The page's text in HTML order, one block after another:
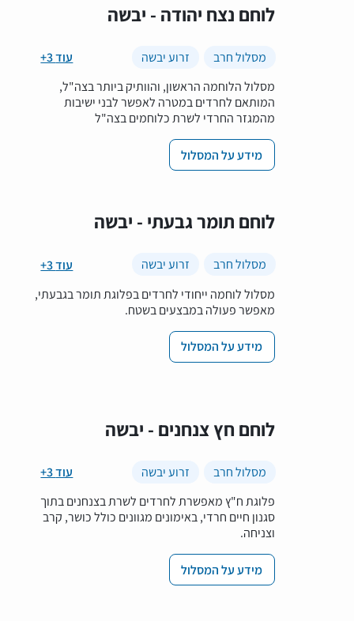
לוחם נצח יהודה - יבשה
+3 עוד מסלול חרב
זרוע יבשה
מסלול הלוחמה הראשון, והוותיק ביותר בצה"ל,
המותאם לחרדים במטרה לאפשר לבני ישיבות
מהמגזר החרדי לשרת כלוחמים בצה"ל
מידע על המסלול
לוחם תומר גבעתי - יבשה
+3 עוד מסלול חרב
זרוע יבשה
מסלול לוחמה ייחודי לחרדים בפלוגת תומר בגבעתי,
מאפשר פעולה במבצעים בשטח.
מידע על המסלול
לוחם חץ צנחנים - יבשה
+3 עוד מסלול חרב
זרוע יבשה
פלוגת ח"ץ מאפשרת לחרדים לשרת בצנחנים בתוך
סגנון חיים חרדי, באימונים מגוונים כולל כושר, קרב
וצניחה.
מידע על המסלול